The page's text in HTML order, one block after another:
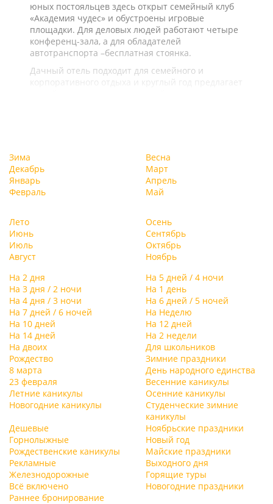
юных постояльцев здесь открыт семейный клуб
«Академия чудес» и обустроены игровые
площадки. Для деловых людей работают четыре
конференц-зала, а для обладателей
автотранспорта –бесплатная стоянка.
Дачный отель подходит для семейного и
корпоративного отдыха и круглый год предлагает
Зима
Декабрь
Январь
Февраль
Весна
Март
Апрель
Май
Лето
Июнь
Июль
Август
Осень
Сентябрь
Октябрь
Ноябрь
На 2 дня
На 5 дней / 4 ночи
На 3 дня / 2 ночи
На 1 день
На 4 дня / 3 ночи
На 6 дней / 5 ночей
На 7 дней / 6 ночей
На Неделю
На 10 дней
На 12 дней
На 14 дней
На 2 недели
На двоих
Для школьников
Рождество
Зимние праздники
8 марта
День народного единства
23 февраля
Весенние каникулы
Летние каникулы
Осенние каникулы
Новогодние каникулы
Студенческие зимние
каникулы
Дешевые
Ноябрьские праздники
Горнолыжные
Новый год
Рождественские каникулы
Майские праздники
Рекламные
Выходного дня
Железнодорожные
Горящие туры
Всё включено
Новогодние праздники
Раннее бронирование